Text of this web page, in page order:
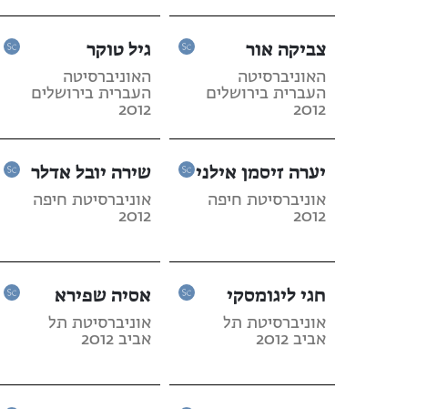
צביקה אור
האוניברסיטה
העברית בירושלים
2012
גיל טוקר
האוניברסיטה
העברית בירושלים
2012
יערה זיסמן אילני
אוניברסיטת חיפה
2012
שירה יובל אדלר
אוניברסיטת חיפה
2012
חגי ליגומסקי
אוניברסיטת תל
אביב 2012
אסיה שפירא
אוניברסיטת תל
אביב 2012